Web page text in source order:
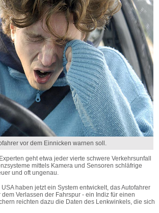
vor dem Einnicken warnen soll.
geht etwa jeder vierte schwere Verkehrsunfall
mittels Kamera und Sensoren schläfrige
und oft ungenau.
haben jetzt ein System entwickelt, das Autofahrer
Verlassen der Fahrspur - ein Indiz für einen
reichten dazu die Daten des Lenkwinkels, die sich